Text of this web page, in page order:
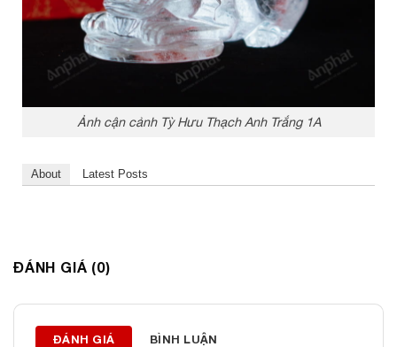
Ảnh cận cảnh Tỳ Hưu Thạch Anh Trắng 1A
About Latest Posts
ĐÁNH GIÁ (0)
ĐÁNH GIÁ BÌNH LUẬN